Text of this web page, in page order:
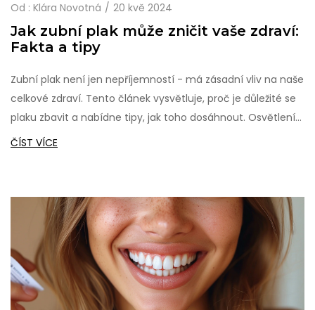
Od : Klára Novotná 20 kvě 2024
Jak zubní plak může zničit vaše zdraví:
Fakta a tipy
Zubní plak není jen nepříjemností - má zásadní vliv na naše
celkové zdraví. Tento článek vysvětluje, proč je důležité se
plaku zbavit a nabídne tipy, jak toho dosáhnout. Osvětlení
vlivu plaku na naše tělo a prevence může přispět ke
ČÍST VÍCE